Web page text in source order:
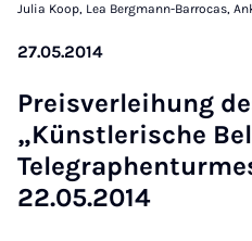
Julia Koop, Lea Bergmann-Barrocas,
27.05.2014
Pre­is­ver­lei­hung
„Künst­lerische
22.05.2014